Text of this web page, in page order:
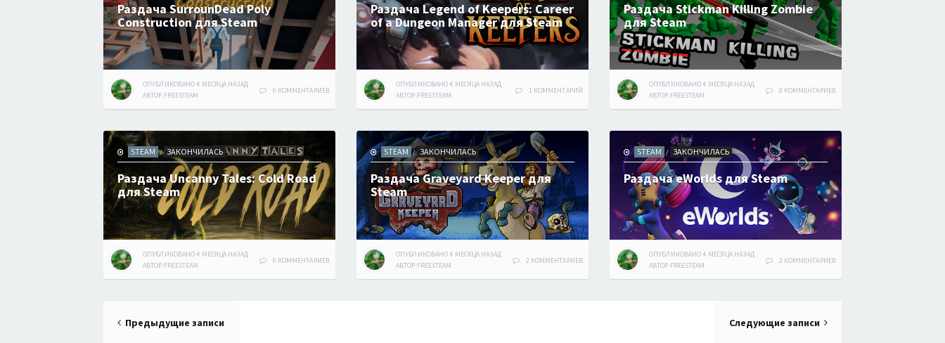
Раздача SurrounDead Poly
Construction для Steam
ОПУБЛИКОВАНО4 МЕСЯЦА НАЗАД
АВТОР:FREESTEAM
0 КОММЕНТАРИЕВ
Раздача Legend of Keepers: Career
of a Dungeon Manager для Steam
ОПУБЛИКОВАНО4 МЕСЯЦА НАЗАД
АВТОР:FREESTEAM
1 КОММЕНТАРИЙ
Раздача Stickman Killing Zombie
для Steam
ОПУБЛИКОВАНО4 МЕСЯЦА НАЗАД
АВТОР:FREESTEAM
0 КОММЕНТАРИЕВ
STEAM / ЗАКОНЧИЛАСЬ
Раздача Uncanny Tales: Cold Road
для Steam
ОПУБЛИКОВАНО4 МЕСЯЦА НАЗАД
АВТОР:FREESTEAM
0 КОММЕНТАРИЕВ
STEAM / ЗАКОНЧИЛАСЬ
Раздача Graveyard Keeper для
Steam
ОПУБЛИКОВАНО4 МЕСЯЦА НАЗАД
АВТОР:FREESTEAM
2 КОММЕНТАРИЕВ
STEAM / ЗАКОНЧИЛАСЬ
Раздача eWorlds для Steam
ОПУБЛИКОВАНО4 МЕСЯЦА НАЗАД
АВТОР:FREESTEAM
2 КОММЕНТАРИЕВ
поПредыдущие записи Следующие записи